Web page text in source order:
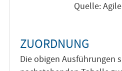
Quelle:
ZUORDNUNG
Die obigen Ausführungen